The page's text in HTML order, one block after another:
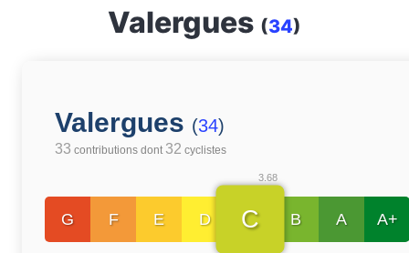
Valergues (34)
Valergues (34)
33 contributions dont 32 cyclistes
G F E D
3.68
C B A A+